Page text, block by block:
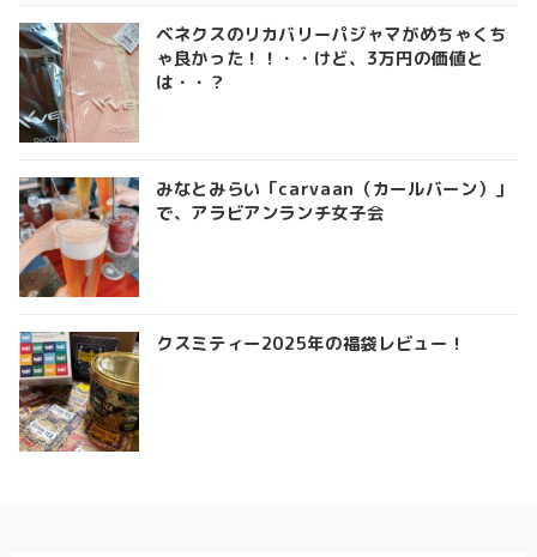
ベネクスのリカバリーパジャマがめちゃくち
ゃ良かった！！・・けど、3万円の価値と
は・・？
みなとみらい「carvaan（カールバーン）」
で、アラビアンランチ女子会
クスミティー2025年の福袋レビュー！